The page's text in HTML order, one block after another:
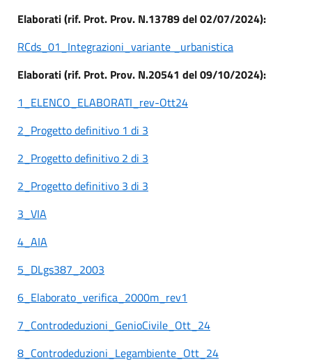
Elaborati (rif. Prot. Prov. N.13789 del 02/07/2024):
RCds_01_Integrazioni_variante _urbanistica
Elaborati (rif. Prot. Prov. N.20541 del 09/10/2024):
1_ELENCO_ELABORATI_rev-Ott24
2_Progetto definitivo 1 di 3
2_Progetto definitivo 2 di 3
2_Progetto definitivo 3 di 3
3_VIA
4_AIA
5_DLgs387_2003
6_Elaborato_verifica_2000m_rev1
7_Controdeduzioni_GenioCivile_Ott_24
8_Controdeduzioni_Legambiente_Ott_24